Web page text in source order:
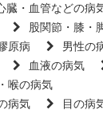
臓・血管などの病
股関節・膝・
原病
男性の
血液の病気
喉の病気
病気
目の病